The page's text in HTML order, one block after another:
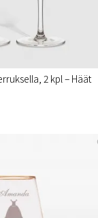
2 kpl – Häät